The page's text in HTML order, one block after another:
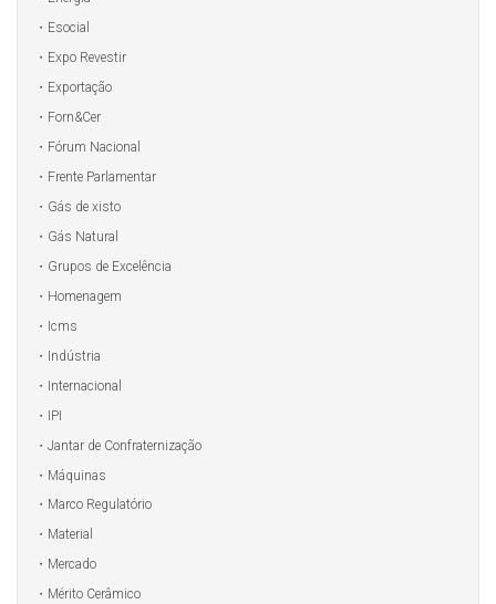
Esocial
Expo Revestir
Exportação
Forn&Cer
Fórum Nacional
Frente Parlamentar
Gás de xisto
Gás Natural
Grupos de Excelência
Homenagem
Icms
Indústria
Internacional
IPI
Jantar de Confraternização
Máquinas
Marco Regulatório
Material
Mercado
Mérito Cerâmico